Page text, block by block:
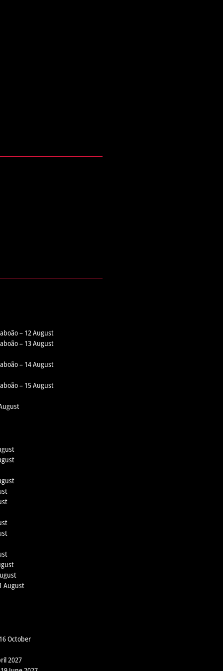
– 12 August
– 13 August
– 14 August
– 15 August
August
October
2027